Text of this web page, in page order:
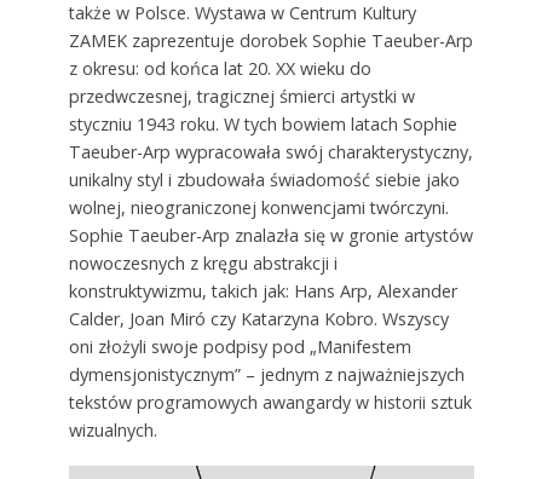
także w Polsce. Wystawa w Centrum Kultury
ZAMEK zaprezentuje dorobek Sophie Taeuber-Arp
z okresu: od końca lat 20. XX wieku do
przedwczesnej, tragicznej śmierci artystki w
styczniu 1943 roku. W tych bowiem latach Sophie
Taeuber-Arp wypracowała swój charakterystyczny,
unikalny styl i zbudowała świadomość siebie jako
wolnej, nieograniczonej konwencjami twórczyni.
Sophie Taeuber-Arp znalazła się w gronie artystów
nowoczesnych z kręgu abstrakcji i
konstruktywizmu, takich jak: Hans Arp, Alexander
Calder, Joan Miró czy Katarzyna Kobro. Wszyscy
oni złożyli swoje podpisy pod „Manifestem
dymensjonistycznym” – jednym z najważniejszych
tekstów programowych awangardy w historii sztuk
wizualnych.